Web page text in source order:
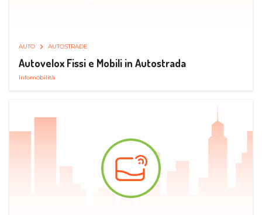
AUTO AUTOSTRADE
Autovelox Fissi e Mobili in Autostrada
Infomobilità